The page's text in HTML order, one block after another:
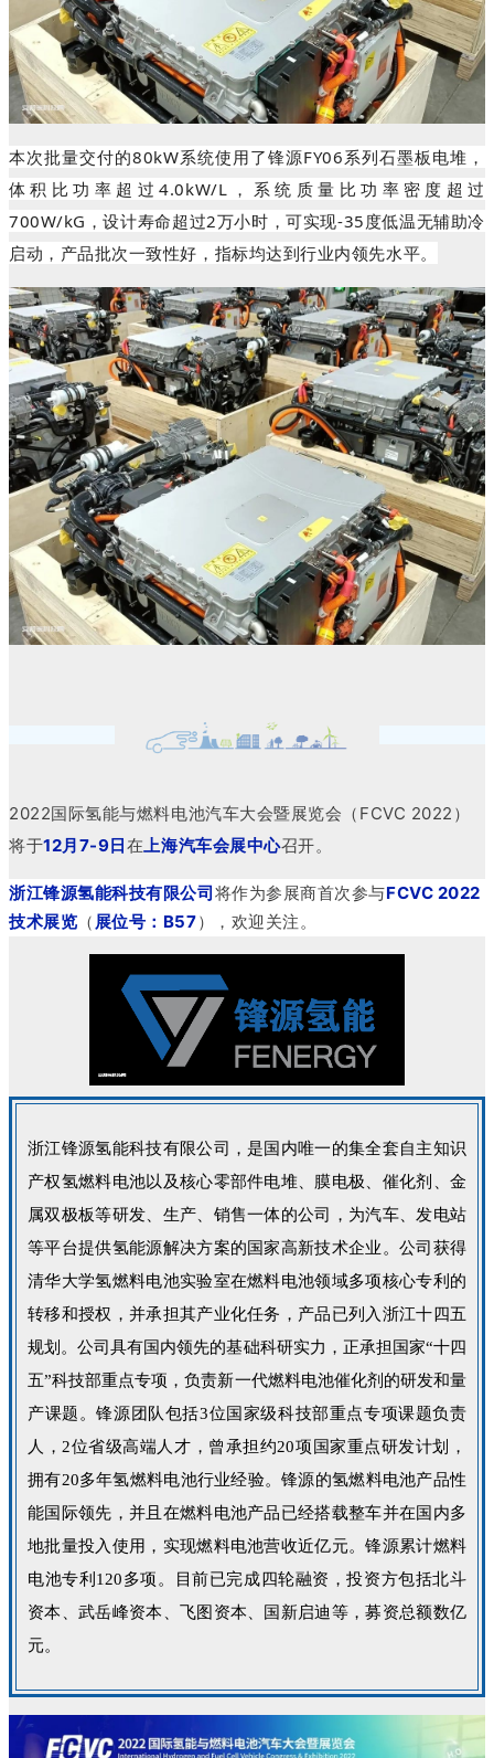
本次批量交付的80kW系统使用了锋源FY06系列石墨板电堆，
体积比功率超过4.0kW/L，系统质量比功率密度超过
700W/kG，设计寿命超过2万小时，可实现-35度低温无辅助冷
启动，产品批次一致性好，指标均达到行业内领先水平。
2022国际氢能与燃料电池汽车大会暨展览会（FCVC 2022）
将于12月7-9日在上海汽车会展中心召开。
浙江锋源氢能科技有限公司将作为参展商首次参与FCVC 2022
技术展览 （ 展位号：B57） ，欢迎关注。
浙江锋源氢能科技有限公司，是国内唯一的集全套自主知识
产权氢燃料电池以及核心零部件电堆、膜电极、催化剂、金
属双极板等研发、生产、销售一体的公司，为汽车、发电站
等平台提供氢能源解决方案的国家高新技术企业。公司获得
清华大学氢燃料电池实验室在燃料电池领域多项核心专利的
转移和授权，并承担其产业化任务，产品已列入浙江十四五
规划。公司具有国内领先的基础科研实力，正承担国家“十四
五”科技部重点专项，负责新一代燃料电池催化剂的研发和量
产课题。锋源团队包括3位国家级科技部重点专项课题负责
人，2位省级高端人才，曾承担约20项国家重点研发计划，
拥有20多年氢燃料电池行业经验。锋源的氢燃料电池产品性
能国际领先，并且在燃料电池产品已经搭载整车并在国内多
地批量投入使用，实现燃料电池营收近亿元。锋源累计燃料
电池专利120多项。目前已完成四轮融资，投资方包括北斗
资本、武岳峰资本、飞图资本、国新启迪等，募资总额数亿
元。